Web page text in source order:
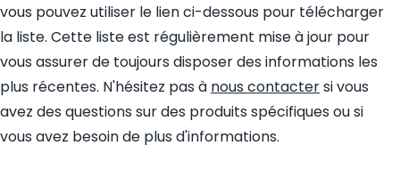
vous pouvez utiliser le lien ci-dessous pour télécharger
la liste. Cette liste est régulièrement mise à jour pour
vous assurer de toujours disposer des informations les
plus récentes. N'hésitez pas à nous contactersi vous
avez des questions sur des produits spécifiques ou si
vous avez besoin de plus d'informations.